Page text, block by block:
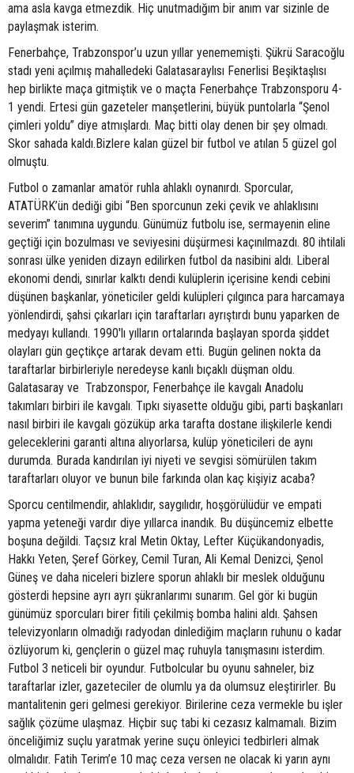
ama asla kavga etmezdik. Hiç unutmadığım bir anım var sizinle de
paylaşmak isterim.
Fenerbahçe, Trabzonspor’u uzun yıllar yenememişti. Şükrü Saracoğlu
stadı yeni açılmış mahalledeki Galatasaraylısı Fenerlisi Beşiktaşlısı
hep birlikte maça gitmiştik ve o maçta Fenerbahçe Trabzonsporu 4-
1 yendi. Ertesi gün gazeteler manşetlerini, büyük puntolarla “Şenol
çimleri yoldu” diye atmışlardı. Maç bitti olay denen bir şey olmadı.
Skor sahada kaldı.Bizlere kalan güzel bir futbol ve atılan 5 güzel gol
olmuştu.
Futbol o zamanlar amatör ruhla ahlaklı oynanırdı. Sporcular,
ATATÜRK’ün dediği gibi “Ben sporcunun zeki çevik ve ahlaklısını
severim” tanımına uygundu. Günümüz futbolu ise, sermayenin eline
geçtiği için bozulması ve seviyesini düşürmesi kaçınılmazdı. 80 ihtilali
sonrası ülke yeniden dizayn edilirken futbol da nasibini aldı. Liberal
ekonomi dendi, sınırlar kalktı dendi kulüplerin içerisine kendi cebini
düşünen başkanlar, yöneticiler geldi kulüpleri çılgınca para harcamaya
yönlendirdi, şahsi çıkarları için taraftarları ayrıştırdı bunu yaparken de
medyayı kullandı. 1990'lı yılların ortalarında başlayan sporda şiddet
olayları gün geçtikçe artarak devam etti. Bugün gelinen nokta da
taraftarlar birbirleriyle neredeyse kanlı bıçaklı düşman oldu.
Galatasaray ve Trabzonspor, Fenerbahçe ile kavgalı Anadolu
takımları birbiri ile kavgalı. Tıpkı siyasette olduğu gibi, parti başkanları
nasıl birbiri ile kavgalı gözüküp arka tarafta dostane ilişkilerle kendi
geleceklerini garanti altına alıyorlarsa, kulüp yöneticileri de aynı
durumda. Burada kandırılan iyi niyeti ve sevgisi sömürülen takım
taraftarları oluyor ve bunun bile farkında olan kaç kişiyiz acaba?
Sporcu centilmendir, ahlaklıdır, saygılıdır, hoşgörülüdür ve empati
yapma yeteneği vardır diye yıllarca inandık. Bu düşüncemiz elbette
boşuna değildi. Taçsız kral Metin Oktay, Lefter Küçükandonyadis,
Hakkı Yeten, Şeref Görkey, Cemil Turan, Ali Kemal Denizci, Şenol
Güneş ve daha niceleri bizlere sporun ahlaklı bir meslek olduğunu
gösterdi hepsine ayrı ayrı şükranlarımı sunarım. Gel gör ki bugün
günümüz sporcuları birer fitili çekilmiş bomba halini aldı. Şahsen
televizyonların olmadığı radyodan dinlediğim maçların ruhunu o kadar
özlüyorum ki, gençlerin o güzel maç ruhuyla tanışmasını isterdim.
Futbol 3 neticeli bir oyundur. Futbolcular bu oyunu sahneler, biz
taraftarlar izler, gazeteciler de olumlu ya da olumsuz eleştirirler. Bu
mantalitenin geri gelmesi gerekiyor. Birilerine ceza vermekle bu işler
sağlık çözüme ulaşmaz. Hiçbir suç tabi ki cezasız kalmamalı. Bizim
önceliğimiz suçlu yaratmak yerine suçu önleyici tedbirleri almak
olmalıdır. Fatih Terim’e 10 maç ceza versen ne olacak ki yarın aynı